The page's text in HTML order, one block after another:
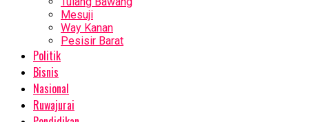
Mesuji
Way Kanan
Pesisir Barat
Politik
Bisnis
Nasional
Ruwajurai